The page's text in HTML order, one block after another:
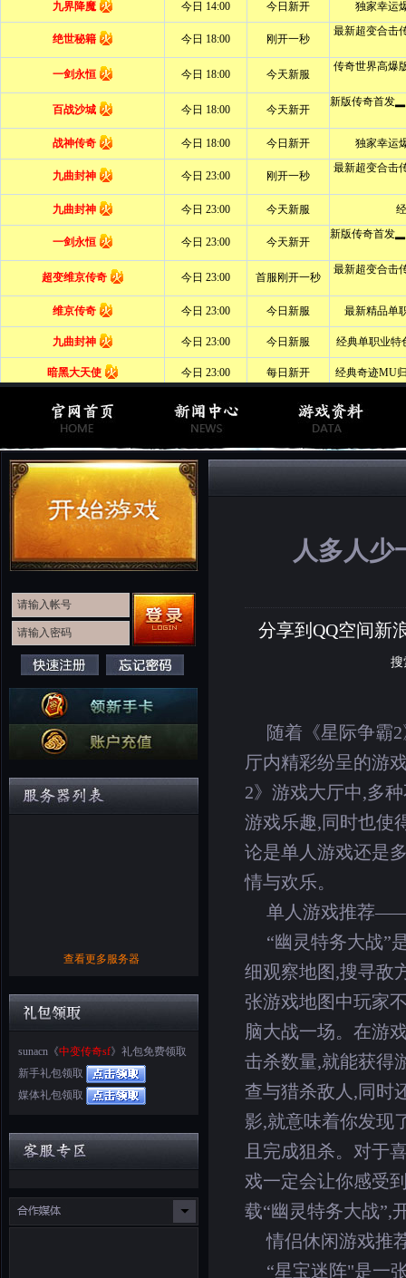
查看更多服务器
sunacn《中变传奇sf》礼包免费领取
新手礼包领取
媒体礼包领取
人多人少
分享到 QQ空间新
搜
随着《星际争霸
厅内精彩纷呈的游
2》游戏大厅中,多
游戏乐趣,同时也使
论是单人游戏还是
情与欢乐。
单人游戏推荐
“幽灵特务大战”
细观察地图,搜寻敌
张游戏地图中玩家
脑大战一场。在游
击杀数量,就能获得
查与猎杀敌人,同时
影,就意味着你发现
且完成狙杀。对于
戏一定会让你感受
载“幽灵特务大战”,
情侣休闲游戏推
“星宝迷阵"是一